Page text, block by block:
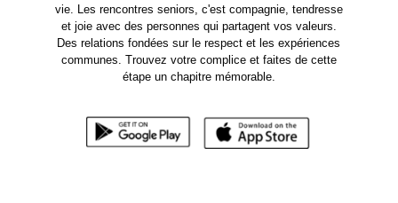
vie. Les rencontres seniors, c'est compagnie, tendresse
et joie avec des personnes qui partagent vos valeurs.
Des relations fondées sur le respect et les expériences
communes. Trouvez votre complice et faites de cette
étape un chapitre mémorable.